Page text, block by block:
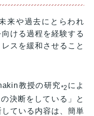
来や過去にとらわれ
ける過程を経験する
スを緩和させること
教授の研究 *2 によ
決断をしている」と
ている内容は、簡単